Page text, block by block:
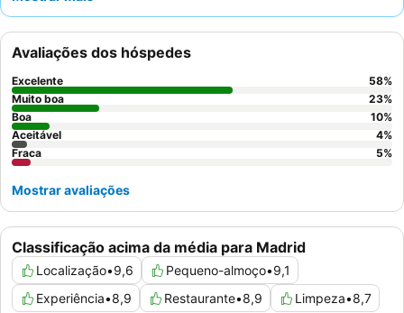
hóspedes elogiam consistentemente os
excecionais do
buffet de pequeno-almoço
experiência verdadeiramente tranquila, considere pedir um
quarto virado para o jardim para garantir uma noite de sono
tranquila.
Classificação acima da média para Madrid
Localização•9,6 Pequeno-almoço•9,1
Experiência•8,9 Restaurante•8,9 Limpeza•8,7
Avaliações dos hóspedes
Excelente 58%
Muito boa
23%
Boa
10%
Aceitável
4%
Fraca
5%
Mostrar avaliações